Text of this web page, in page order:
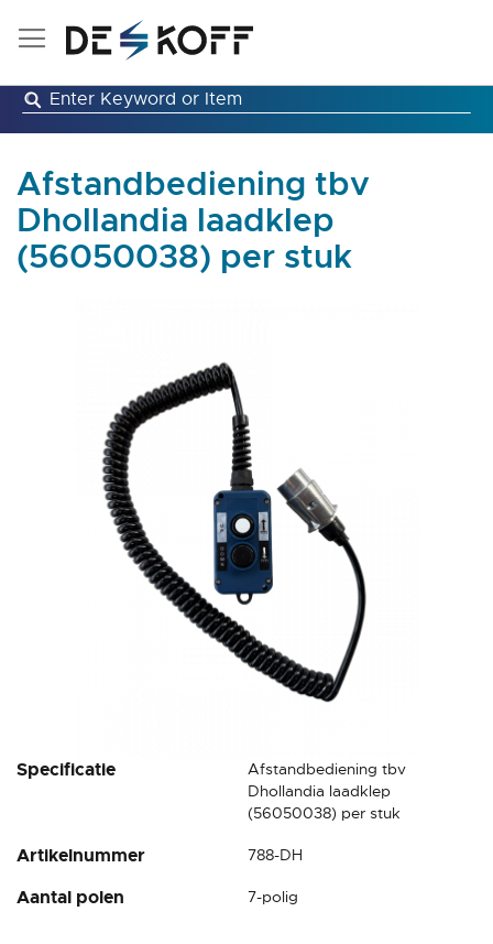
Ga
inhoud
Afstandbediening tbv
Dhollandia laadklep
(56050038) per stuk
Specificatie
Afstandbediening tbv
Dhollandia laadklep
(56050038) per stuk
Artikelnummer 788-DH
Aantal polen 7-polig
afbeeldingen-
Ga
van
afbeeldingen-